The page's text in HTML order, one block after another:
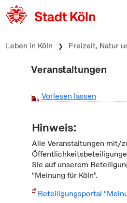
zum Inhalt springen
Leben in Köln Freizeit, Natur
Veranstaltungen
Vorlesen lassen
Hinweis:
Alle Veranstaltungen mit/
Sie auf unserem
"Meinung für Köln".
Beteiligungsportal